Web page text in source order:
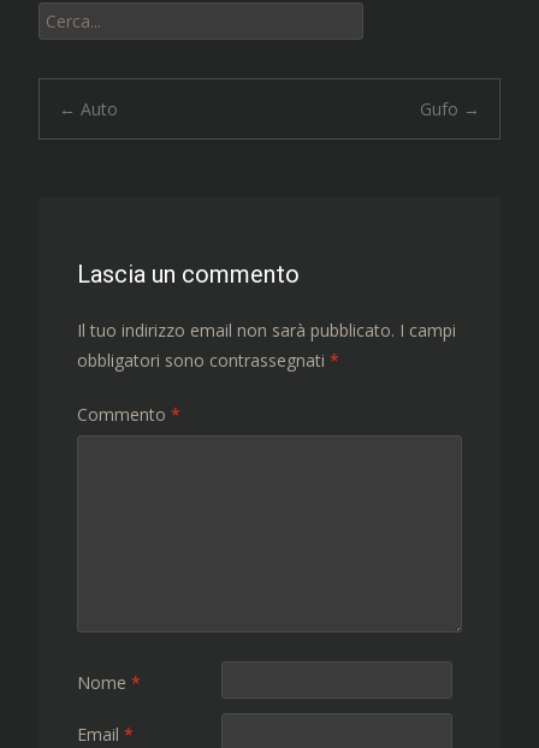
Cerca:
Navigazione
← Auto Gufo →
Lascia un commento
Il tuo indirizzo email non sarà pubblicato. I campi
obbligatori sono contrassegnati *
Commento *
Nome *
Email *